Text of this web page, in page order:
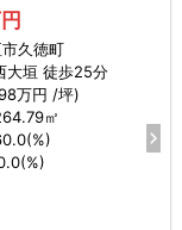
久徳町
大垣 徒歩25分
万円 /坪)
㎡